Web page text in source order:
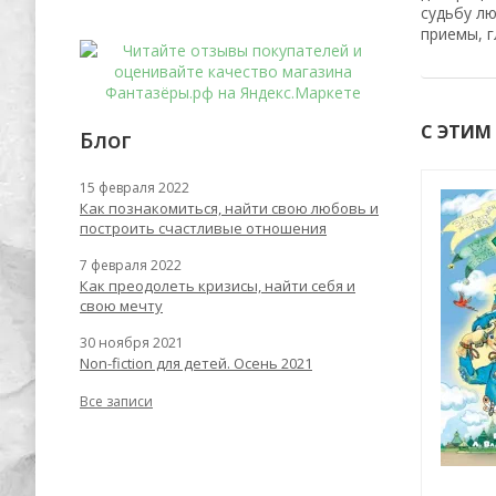
судьбу
приемы,
С
Хит -62%
Блог
15 февраля 2022
Как познакомиться, найти свою любовь и
построить счастливые отношения
7 февраля 2022
Как преодолеть кризисы, найти себя и
свою мечту
30 ноября 2021
Non-fiction для детей. Осень 2021
Все записи